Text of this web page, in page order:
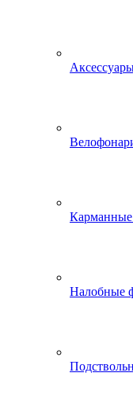
Налобные